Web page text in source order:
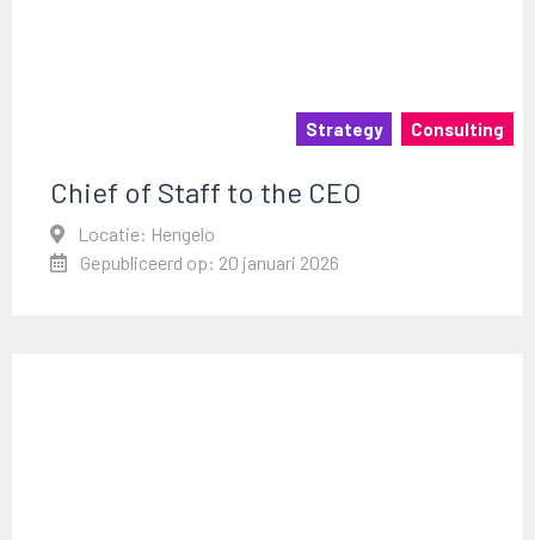
Strategy Consulting
Chief of Staff to the CEO
Locatie: Hengelo
Gepubliceerd op: 20 januari 2026